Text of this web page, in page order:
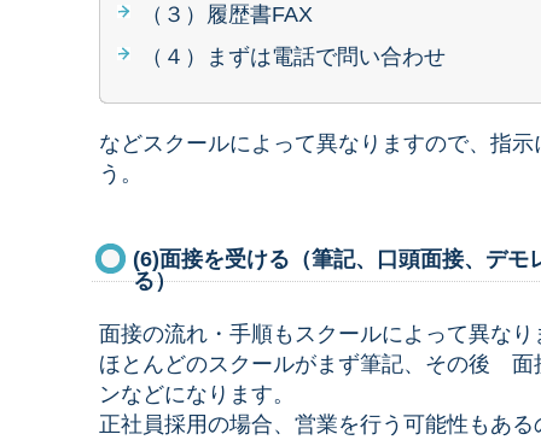
（３）履歴書FAX
（４）まずは電話で問い合わせ
などスクールによって異なりますので、指
う。
(6)面接を受ける（筆記、口頭面接、デモ
る）
面接の流れ・手順もスクールによって異なり
ほとんどのスクールがまず筆記、その後 面
ンなどになります。
正社員採用の場合、営業を行う可能性もある